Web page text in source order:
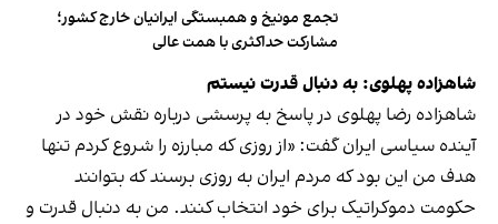
تجمع مونیخ و همبستگی ایرانیان خارج کشور؛
مشارکت حداکثری با همت عالی
شاهزاده پهلوی: به دنبال قدرت نیستم
شاهزاده رضا پهلوی در پاسخ به پرسشی درباره نقش خود در
آینده سیاسی ایران گفت: «از روزی که مبارزه را شروع کردم تنها
هدف من این بود که مردم ایران به روزی برسند که بتوانند
حکومت دموکراتیک برای خود انتخاب کنند. من به دنبال قدرت و